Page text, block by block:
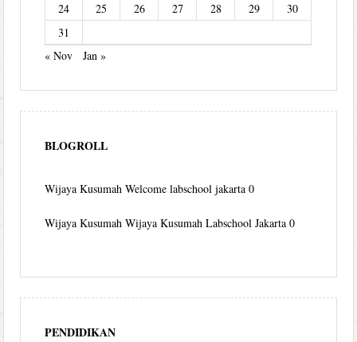
24
25 26 27 28 29
30
31
« Nov
Jan »
BLOGROLL
Wijaya Kusumah Welcome labschool jakarta 0
Wijaya Kusumah Wijaya Kusumah Labschool Jakarta 0
PENDIDIKAN